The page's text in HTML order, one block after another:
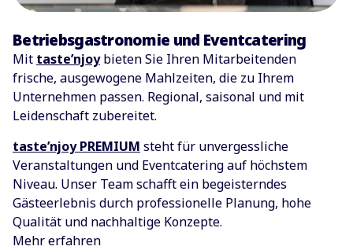
Betriebsgastronomie und Eventcatering
Mit taste’njoybieten Sie Ihren Mitarbeitenden
frische, ausgewogene Mahlzeiten, die zu Ihrem
Unternehmen passen. Regional, saisonal und mit
Leidenschaft zubereitet.
taste’njoy PREMIUM steht für unvergessliche
Veranstaltungen und Eventcatering auf höchstem
Niveau. Unser Team schafft ein begeisterndes
Gästeerlebnis durch professionelle Planung, hohe
Qualität und nachhaltige Konzepte.
Mehr erfahren